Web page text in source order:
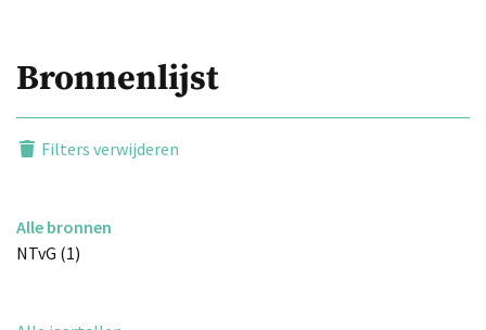
Bronnenlijst
Filters verwijderen
Alle bronnen
NTvG (1)